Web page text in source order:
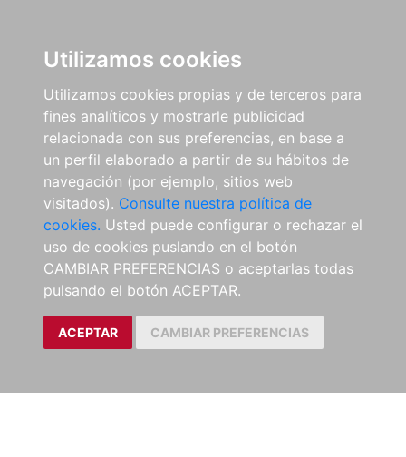
Utilizamos cookies
Utilizamos cookies propias y de terceros para
fines analíticos y mostrarle publicidad
relacionada con sus preferencias, en base a
un perfil elaborado a partir de su hábitos de
navegación (por ejemplo, sitios web
visitados). Consulte nuestra política de
cookies. Usted puede configurar o rechazar el
uso de cookies puslando en el botón
CAMBIAR PREFERENCIAS o aceptarlas todas
pulsando el botón ACEPTAR.
ACEPTAR CAMBIAR PREFERENCIAS